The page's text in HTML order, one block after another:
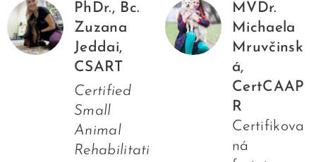
PhDr., Bc.
Zuzana
Jeddai,
CSART
Certified
Small
Animal
Rehabilitati
MVDr.
Michaela
Mruvčinsk
á,
CertCAAP
R
Certifikova
ná